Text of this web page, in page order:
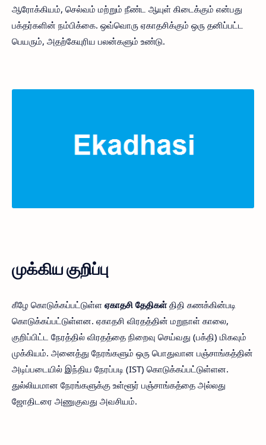
ஆரோக்கியம், செல்வம் மற்றும் நீண்ட ஆயுள் கிடைக்கும் என்பது
பக்தர்களின் நம்பிக்கை. ஒவ்வொரு ஏகாதசிக்கும் ஒரு தனிப்பட்ட
பெயரும், அதற்கேயுரிய பலன்களும் உண்டு.
முக்கிய குறிப்பு
கீழே கொடுக்கப்பட்டுள்ள ஏகாதசி தேதிகள்திதி கணக்கின்படி
கொடுக்கப்பட்டுள்ளன. ஏகாதசி விரதத்தின் மறுநாள் காலை,
குறிப்பிட்ட நேரத்தில் விரதத்தை நிறைவு செய்வது (பக்தி) மிகவும்
முக்கியம். அனைத்து நேரங்களும் ஒரு பொதுவான பஞ்சாங்கத்தின்
அடிப்படையில் இந்திய நேரப்படி (IST) கொடுக்கப்பட்டுள்ளன.
துல்லியமான நேரங்களுக்கு உள்ளூர் பஞ்சாங்கத்தை அல்லது
ஜோதிடரை அணுகுவது அவசியம்.